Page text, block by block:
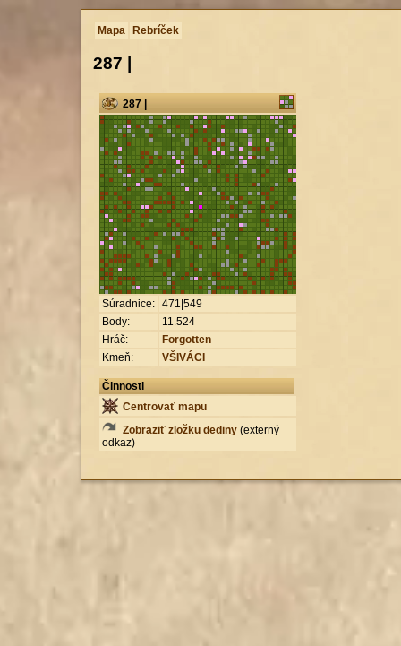
Mapa Rebríček
287 |
287 |
Súradnice: 471|549
Body:
11.524
Hráč:
Forgotten
Kmeň:
VŠIVÁCI
Činnosti
Centrovať mapu
Zobraziť zložku dediny (externý
odkaz)